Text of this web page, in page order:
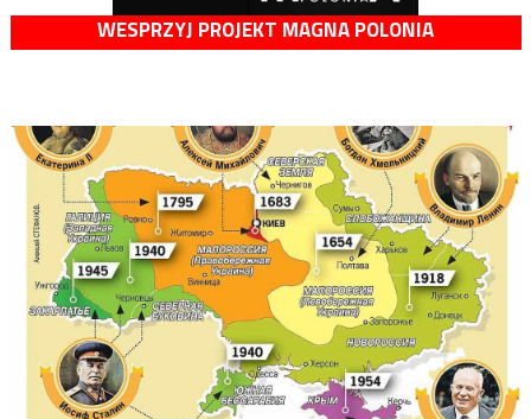
WESPRZYJ PROJEKT MAGNA POLONIA